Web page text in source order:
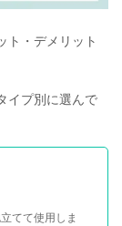
ト・デメリット
イプ別に選んで
てて使用しま